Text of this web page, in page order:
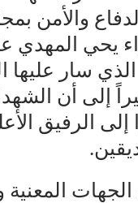
والأمن
يحي
سار عليها
إلى أن
إلى الرفيق
المعنية